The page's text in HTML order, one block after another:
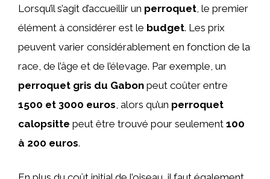
Lorsqu’il s’agit d’accueillir un perroquet , le premier
élément à considérer est le budget. Les prix
peuvent varier considérablement en fonction de la
race, de l’âge et de l’élevage. Par exemple, un
perroquet gris du Gabon peut coûter entre
1500 et 3000 euros , alors qu’un perroquet
calopsitte peut être trouvé pour seulement 100
à 200 euros.